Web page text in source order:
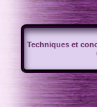
Techniques et